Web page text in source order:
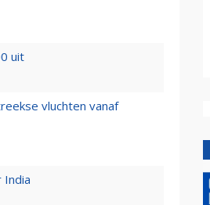
uit
vluchten vanaf
India